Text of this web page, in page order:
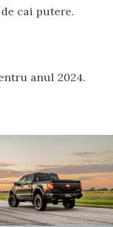
cai putere.
anul 2024.